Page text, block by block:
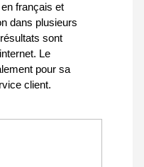
français et
dans plusieurs
sont
Le
pour sa
client.